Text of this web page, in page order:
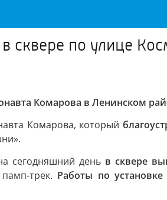
по улице
Комарова в Ленинском
Комарова, который
сегодняшний день в сквере
трек. Работы по